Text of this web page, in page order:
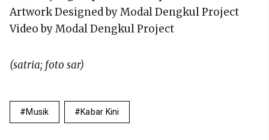
Artwork Designed by Modal Dengkul Project
Video by Modal Dengkul Project
(satria; foto sar)
Musik Kabar Kini